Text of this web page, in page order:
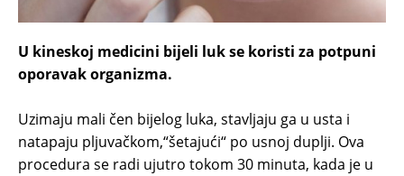
U kineskoj medicini bijeli luk se koristi za potpuni
oporavak organizma.
Uzimaju mali čen bijelog luka, stavljaju ga u usta i
natapaju pljuvačkom,“šetajući“ po usnoj duplji. Ova
procedura se radi ujutro tokom 30 minuta, kada je u